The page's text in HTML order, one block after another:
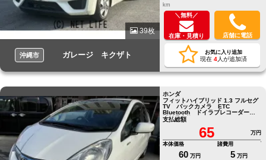
39枚
沖縄市 ガレージ キクザト
km
＼無料／
在庫・見積り 店舗に電話
お気に入り追加
現在 4人が追加済
ホンダ
フィットハイブリッド 1.3 フルセグ
TV バックカメラ ETC
Bluetooth ドイラブレコーダー
消耗品交換
支払総額
65
万円
本体価格
60 万円
諸費用
5 万円